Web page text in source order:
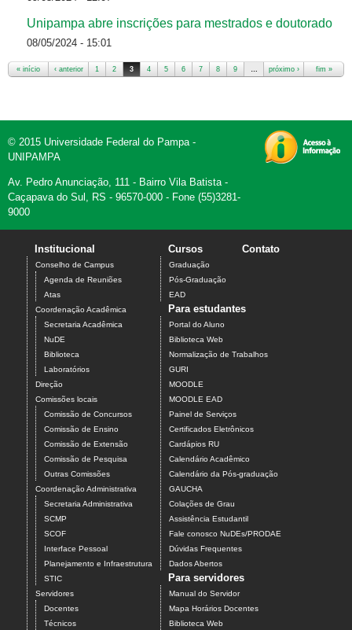
Unipampa abre inscrições para mestrados e doutorado
08/05/2024 - 15:01
« início ‹ anterior 1 2 3 4 5 6 7 8 9 … próximo › fim »
© 2015 Universidade Federal do Pampa -
UNIPAMPA
Av. Pedro Anunciação, 111 - Bairro Vila Batista -
Caçapava do Sul, RS - 96570-000 - Fone (55)3281-
9000
Institucional
Conselho de Campus
Agenda de Reuniões
Atas
Coordenação Acadêmica
Secretaria Acadêmica
NuDE
Biblioteca
Laboratórios
Direção
Comissões locais
Comissão de Concursos
Comissão de Ensino
Comissão de Extensão
Comissão de Pesquisa
Outras Comissões
Coordenação Administrativa
Secretaria Administrativa
SCMP
SCOF
Interface Pessoal
Planejamento e Infraestrutura
STIC
Servidores
Docentes
Técnicos
Cursos
Graduação
Pós-Graduação
EAD
Contato
Para estudantes
Portal do Aluno
Biblioteca Web
Normalização de Trabalhos
GURI
MOODLE
MOODLE EAD
Painel de Serviços
Certificados Eletrônicos
Cardápios RU
Calendário Acadêmico
Calendário da Pós-graduação
GAUCHA
Colações de Grau
Assistência Estudantil
Fale conosco NuDEs/PRODAE
Dúvidas Frequentes
Dados Abertos
Para servidores
Manual do Servidor
Mapa Horários Docentes
Biblioteca Web